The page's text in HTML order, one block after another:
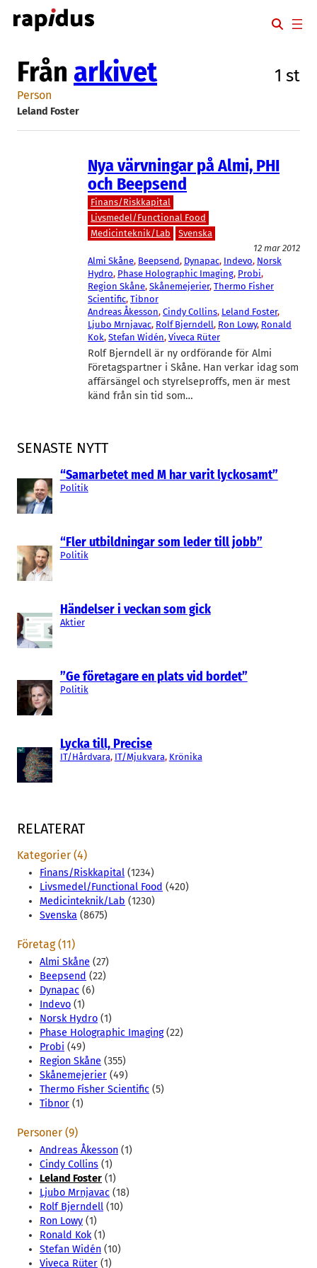
Hoppa
till
SENASTE NYTT
“Samarbetet med M har varit lyckosamt”
Politik
“Fler utbildningar som leder till jobb”
Politik
Händelser i veckan som gick
Aktier
”Ge företagare en plats vid bordet”
Politik
Lycka till, Precise
IT/Hårdvara, IT/Mjukvara, Krönika
Från arkivet 1 st
Person
Leland Foster
Nya värvningar på Almi, PHI
och Beepsend
Finans/Riskkapital
Livsmedel/Functional Food
Medicinteknik/Lab
Svenska
12 mar 2012
Almi Skåne, Beepsend, Dynapac, Indevo, Norsk
Hydro, Phase Holographic Imaging, Probi
Region Skåne, Skånemejerier, Thermo Fisher
Scientific, Tibnor
Andreas Åkesson, Cindy Collins, Leland Foster
Ljubo Mrnjavac, Rolf Bjerndell, Ron Lowy, Ronald
Kok, Stefan Widén, Viveca Rüter
Rolf Bjerndell är ny ordförande för Almi
Företagspartner i Skåne. Han verkar idag som
affärsängel och styrelseproffs, men är mest
känd från sin tid som…
RELATERAT
Kategorier (4)
Finans/Riskkapital (1234)
Livsmedel/Functional Food (420)
Medicinteknik/Lab (1230)
Svenska (8675)
Företag (11)
Almi Skåne (27)
Beepsend (22)
Dynapac (6)
Indevo (1)
Norsk Hydro (1)
Phase Holographic Imaging(22)
Probi (49)
Region Skåne (355)
Skånemejerier (49)
Thermo Fisher Scientific (5)
Tibnor (1)
Personer (9)
Andreas Åkesson (1)
Cindy Collins (1)
Leland Foster (1)
Ljubo Mrnjavac (18)
Rolf Bjerndell (10)
Ron Lowy (1)
Ronald Kok(1)
Stefan Widén (10)
Viveca Rüter (1)